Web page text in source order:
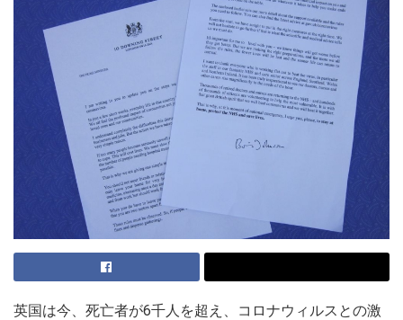
英国は今、死亡者が6千人を超え、コロナウィルスとの激